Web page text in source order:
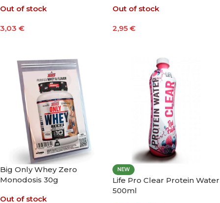
Out of stock
3,03 €
Out of stock
2,95 €
Big Only Whey Zero
Monodosis 30g
Out of stock
NEW
Life Pro Clear Protein Water
500ml